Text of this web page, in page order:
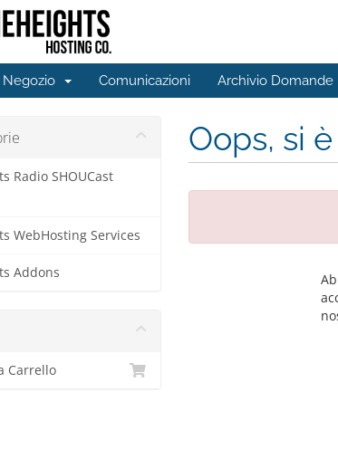
Negozio Comunicazioni Archivio Domande
Radio SHOUCast
WebHosting Services
Addons
Carrello
Oops, si